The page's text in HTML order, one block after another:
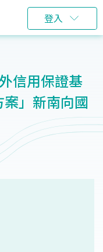
登入
信用保證基
」新南向國